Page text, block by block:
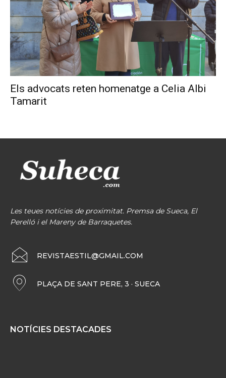
Els advocats reten homenatge a Celia Albi
Tamarit
Les teues notícies de proximitat. Premsa de Sueca, El
Perelló i el Mareny de Barraquetes.
REVISTAESTIL@GMAIL.COM
PLAÇA DE SANT PERE, 3 · SUECA
NOTÍCIES DESTACADES